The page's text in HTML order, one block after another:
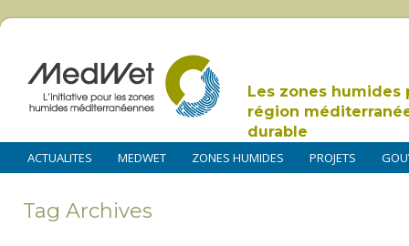
Les zones humides
région
durable
ACTUALITES MEDWET ZONES HUMIDES PROJETS
Tag Archives